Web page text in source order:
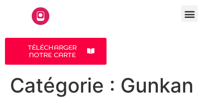
TÉLÉCHARGER
NOTRE CARTE
Catégorie : Gunkan